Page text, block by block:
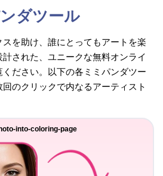
ダツール
を助け、誰にとってもアートを楽
された、ユニークな無料オンライ
ださい。以下の各ミミパンダツー
のクリックで内なるアーティスト
into-coloring-page